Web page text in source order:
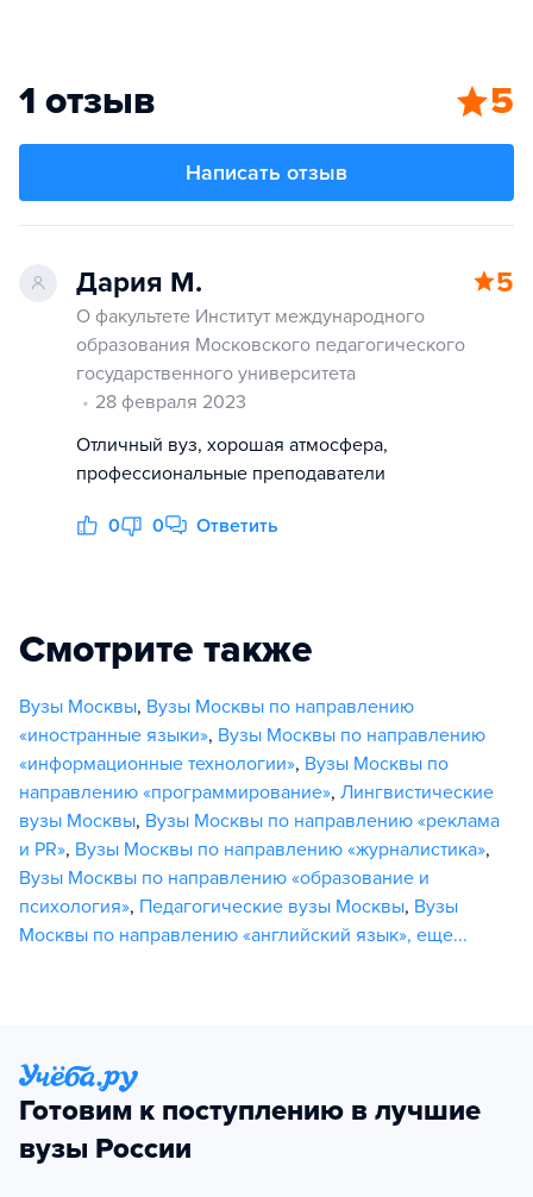
1 отзыв 5
Написать отзыв
Дария М. 5
О факультете Институт международного
образования Московского педагогического
государственного университета
28 февраля 2023
Отличный вуз, хорошая атмосфера,
профессиональные преподаватели
0 0 Ответить
Смотрите также
Вузы Москвы, Вузы Москвы по направлению
«иностранные языки», Вузы Москвы по направлению
«информационные технологии», Вузы Москвы по
направлению «программирование», Лингвистические
вузы Москвы, Вузы Москвы по направлению «реклама
и PR», Вузы Москвы по направлению «журналистика»,
Вузы Москвы по направлению «образование и
психология», Педагогические вузы Москвы, Вузы
Москвы по направлению «английский язык», еще...
Готовим к поступлению в лучшие
вузы России